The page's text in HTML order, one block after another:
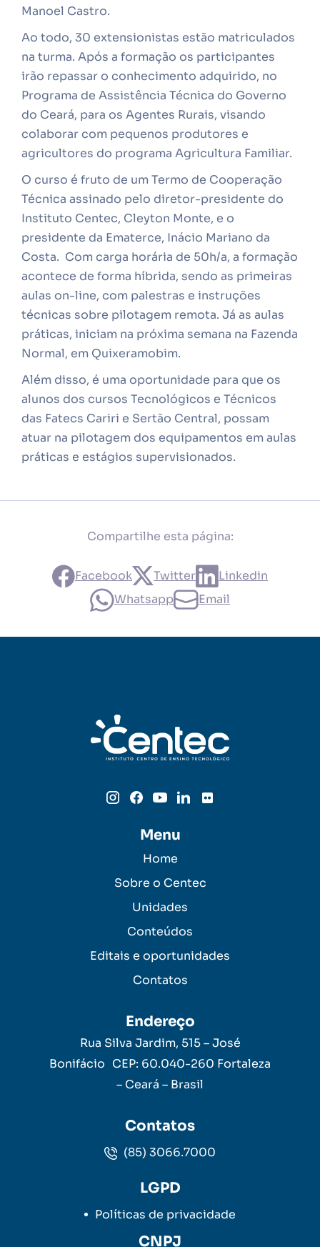
Manoel Castro.
Ao todo, 30 extensionistas estão matriculados
na turma. Após a formação os participantes
irão repassar o conhecimento adquirido, no
Programa de Assistência Técnica do Governo
do Ceará, para os Agentes Rurais, visando
colaborar com pequenos produtores e
agricultores do programa Agricultura Familiar.
O curso é fruto de um Termo de Cooperação
Técnica assinado pelo diretor-presidente do
Instituto Centec, Cleyton Monte, e o
presidente da Ematerce, Inácio Mariano da
Costa. Com carga horária de 50h/a, a formação
acontece de forma híbrida, sendo as primeiras
aulas on-line, com palestras e instruções
técnicas sobre pilotagem remota. Já as aulas
práticas, iniciam na próxima semana na Fazenda
Normal, em Quixeramobim.
Além disso, é uma oportunidade para que os
alunos dos cursos Tecnológicos e Técnicos
das Fatecs Cariri e Sertão Central, possam
atuar na pilotagem dos equipamentos em aulas
práticas e estágios supervisionados.
Compartilhe esta página:
Facebook Twitter
Linkedin
Whatsapp
Email
Menu
Home
Sobre o Centec
Unidades
Conteúdos
Editais e oportunidades
Contatos
Endereço
Rua Silva Jardim, 515 – José
Bonifácio CEP: 60.040-260 Fortaleza
– Ceará – Brasil
Contatos
(85) 3066.7000
LGPD
Políticas de privacidade
CNPJ